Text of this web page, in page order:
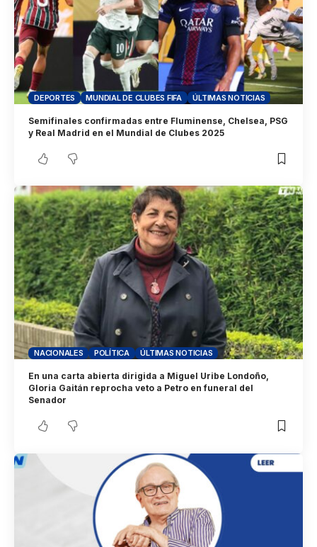
DEPORTES MUNDIAL DE CLUBES FIFA ÚLTIMAS NOTICIAS
Semifinales confirmadas entre Fluminense, Chelsea, PSG
y Real Madrid en el Mundial de Clubes 2025
NACIONALES POLÍTICA ÚLTIMAS NOTICIAS
En una carta abierta dirigida a Miguel Uribe Londoño,
Gloria Gaitán reprocha veto a Petro en funeral del
Senador